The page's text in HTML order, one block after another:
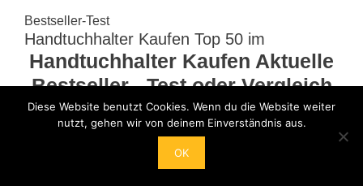
Bestseller-Test
Handtuchhalter Kaufen Top 50 im
Handtuchhalter Kaufen Aktuelle
Bestseller - Test oder Vergleich
März 2024
Diese Website benutzt Cookies. Wenn du die Website weiter
nutzt, gehen wir von deinem Einverständnis aus.
OK